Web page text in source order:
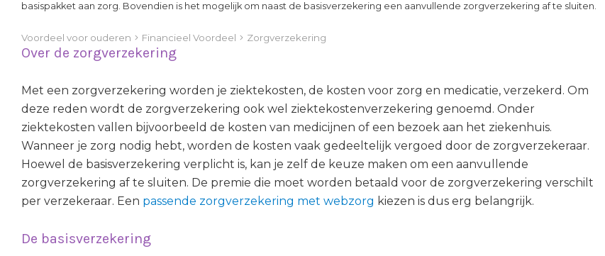
basispakket aan zorg. Bovendien is het mogelijk om naast de basisverzekering een aanvullende zorgverzekering af te sluiten.
Voordeel voor ouderen Financieel Voordeel Zorgverzekering
Over de zorgverzekering
Met een zorgverzekering worden je ziektekosten, de kosten voor zorg en medicatie, verzekerd. Om
deze reden wordt de zorgverzekering ook wel ziektekostenverzekering genoemd. Onder
ziektekosten vallen bijvoorbeeld de kosten van medicijnen of een bezoek aan het ziekenhuis.
Wanneer je zorg nodig hebt, worden de kosten vaak gedeeltelijk vergoed door de zorgverzekeraar.
Hoewel de basisverzekering verplicht is, kan je zelf de keuze maken om een aanvullende
zorgverzekering af te sluiten. De premie die moet worden betaald voor de zorgverzekering verschilt
per verzekeraar. Een passende zorgverzekering met webzorg kiezen is dus erg belangrijk.
De basisverzekering